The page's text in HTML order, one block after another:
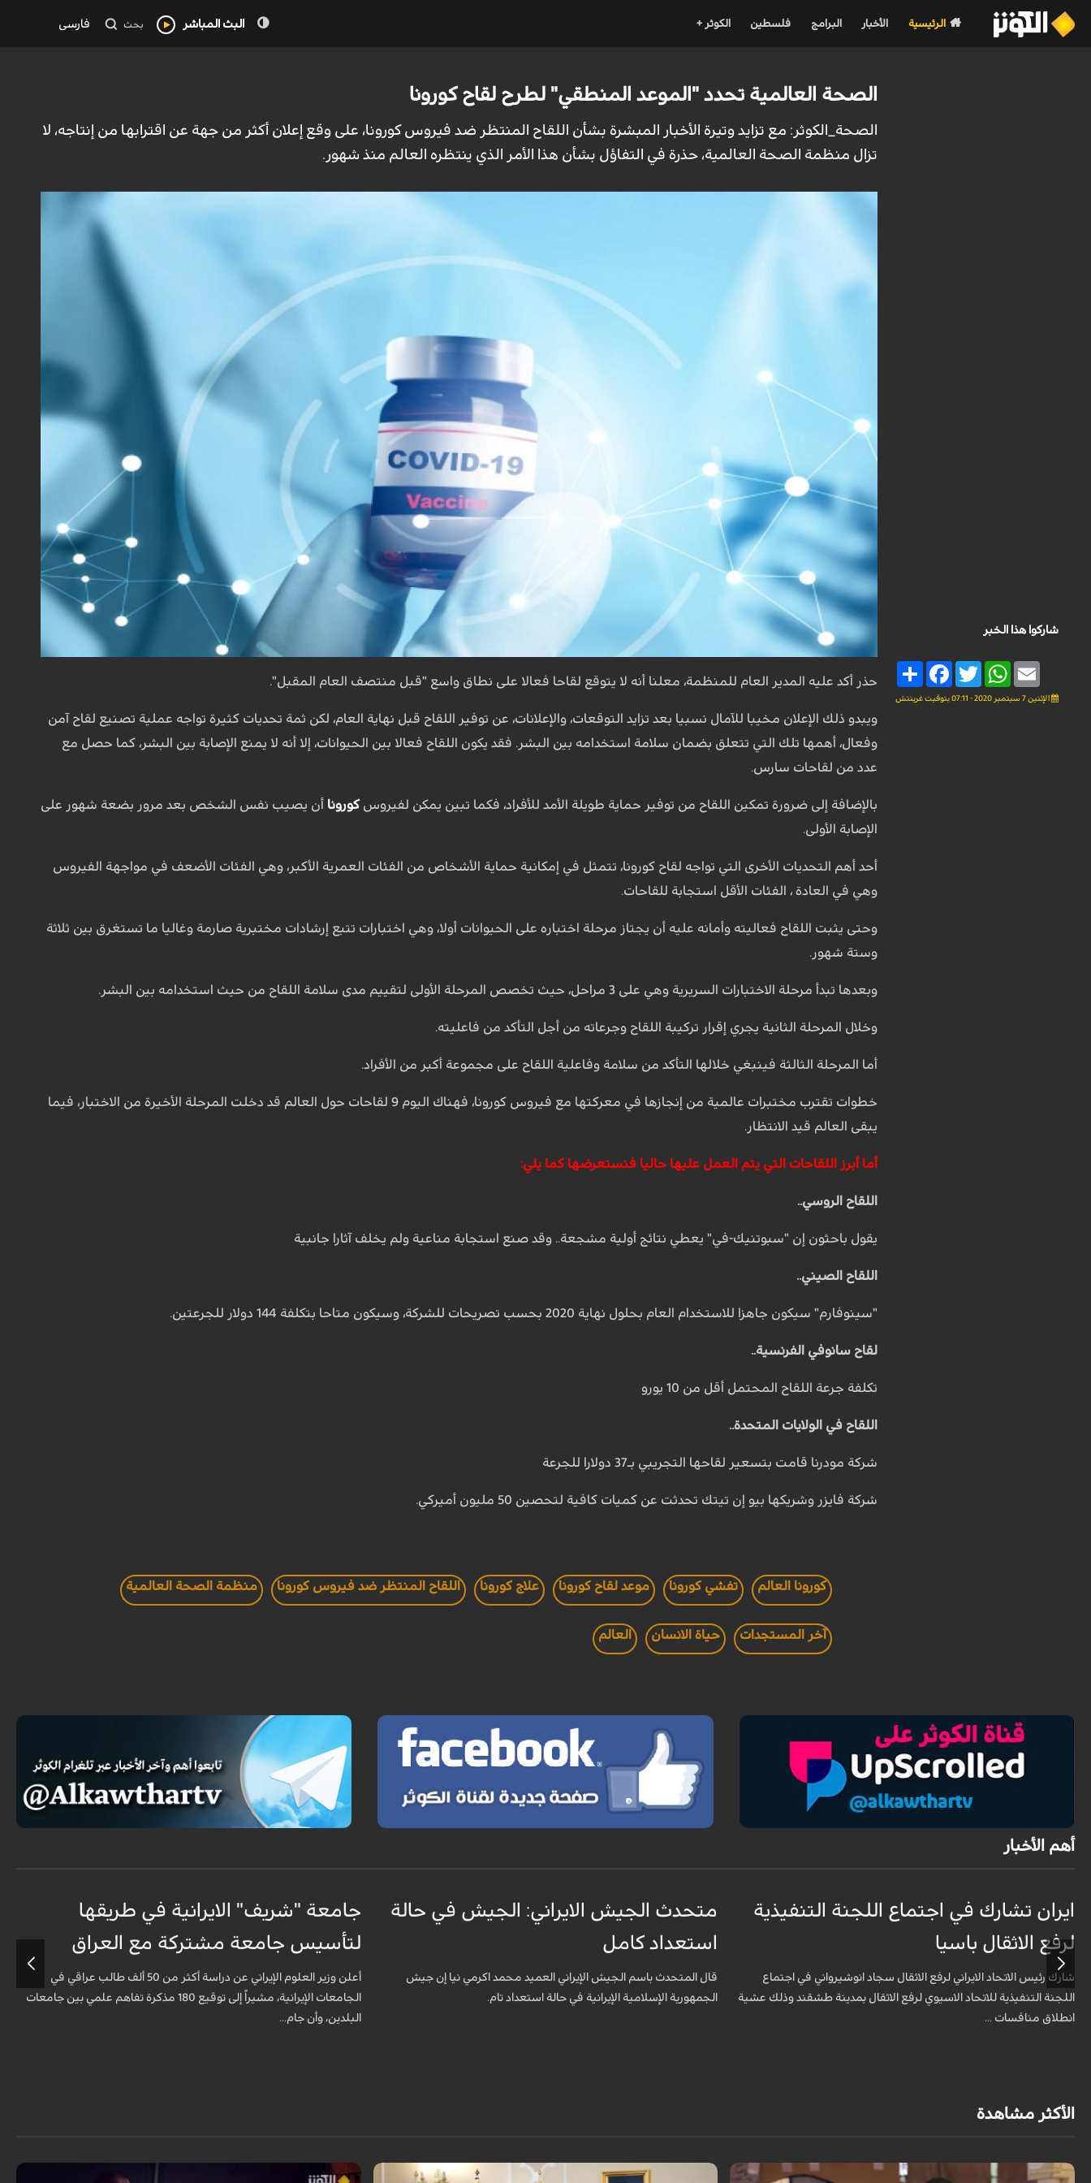
الرئيسية الأخبار البرامج فلسطين الكوثر + البث المباشر بحث فارسی
شاركوا هذا الخبر
Share
FacebookTwitter
WhatsAppEmail
الإثنين 7 سبتمبر 2020 - 07:11 بتوقيت غرينتش
الصحة العالمية تحدد "الموعد المنطقي" لطرح لقاح كورونا
الصحة_الكوثر: مع تزايد وتيرة الأخبار المبشرة بشأن اللقاح المنتظر ضد فيروس كورونا، على وقع إعلان أكثر من جهة عن اقترابها من إنتاجه، لا
تزال منظمة الصحة العالمية، حذرة في التفاؤل بشأن هذا الأمر الذي ينتظره العالم منذ شهور.
حذر أكد عليه المدير العام للمنظمة، معلنا أنه لا يتوقع لقاحا فعالا على نطاق واسع "قبل منتصف العام المقبل".
ويبدو ذلك الإعلان مخيبا للآمال نسبيا بعد تزايد التوقعات، والإعلانات، عن توفير اللقاح قبل نهاية العام، لكن ثمة تحديات كثيرة تواجه عملية تصنيع لقاح آمن
وفعال، أهمها تلك التي تتعلق بضمان سلامة استخدامه بين البشر. فقد يكون اللقاح فعالا بين الحيوانات، إلا أنه لا يمنع الإصابة بين البشر، كما حصل مع
عدد من لقاحات سارس.
بالإضافة إلى ضرورة تمكين اللقاح من توفير حماية طويلة الأمد للأفراد، فكما تبين يمكن لفيروس كورونا أن يصيب نفس الشخص بعد مرور بضعة شهور على
الإصابة الأولى.
أحد أهم التحديات الأخرى التي تواجه لقاح كورونا، تتمثل في إمكانية حماية الأشخاص من الفئات العمرية الأكبر، وهي الفئات الأضعف في مواجهة الفيروس
وهي في العادة ، الفئات الأقل استجابة للقاحات.
وحتى يثبت اللقاح فعاليته وأمانه عليه أن يجتاز مرحلة اختباره على الحيوانات أولا، وهي اختبارات تتبع إرشادات مختبرية صارمة وغاليا ما تستغرق بين ثلاثة
وستة شهور.
وبعدها تبدأ مرحلة الاختبارات السريرية وهي على 3 مراحل، حيث تخصص المرحلة الأولى لتقييم مدى سلامة اللقاح من حيث استخدامه بين البشر.
وخلال المرحلة الثانية يجري إقرار تركيبة اللقاح وجرعاته من أجل التأكد من فاعليته.
أما المرحلة الثالثة فينبغي خلالها التأكد من سلامة وفاعلية اللقاح على مجموعة أكبر من الأفراد.
خطوات تقترب مختبرات عالمية من إنجازها في معركتها مع فيروس كورونا، فهناك اليوم 9 لقاحات حول العالم قد دخلت المرحلة الأخيرة من الاختبار، فيما
يبقى العالم قيد الانتظار.
أما أبرز اللقاحات التي يتم العمل عليها حاليا فنستعرضها كما يلي:
اللقاح الروسي..
يقول باحثون إن "سبوتنيك-في" يعطي نتائج أولية مشجعة.. وقد صنع استجابة مناعية ولم يخلف آثارا جانبية
اللقاح الصيني..
"سينوفارم" سيكون جاهزا للاستخدام العام بحلول نهاية 2020 بحسب تصريحات للشركة، وسيكون متاحا بتكلفة 144 دولار للجرعتين.
لقاح سانوفي الفرنسية..
تكلفة جرعة اللقاح المحتمل أقل من 10 يورو
اللقاح في الولايات المتحدة..
شركة مودرنا قامت بتسعير لقاحها التجريبي بـ37 دولارا للجرعة
شركة فايزر وشريكها بيو إن تيتك تحدثت عن كميات كافية لتحصين 50 مليون أميركي.
كورونا العالم تفشي كورونا موعد لقاح كورونا علاج كورونا اللقاح المنتظر ضد فيروس كورونا منظمة الصحة العالمية
آخر المستجدات حياة الانسان العالم
أهم الأخبار
ايران تشارك في اجتماع اللجنة التنفيذية
لرفع الاثقال باسيا
شارك رئيس الاتحاد الايراني لرفع الاثقال سجاد انوشيرواني في اجتماع
اللجنة التنفيذية للاتحاد الاسيوي لرفع الاثقال بمدينة طشقند وذلك عشية
انطلاق منافسات ...
متحدث الجيش الايراني: الجيش في حالة
استعداد كامل
قال المتحدث باسم الجيش الإيراني العميد محمد اكرمي نيا إن جيش
الجمهورية الإسلامية الإيرانية في حالة استعداد تام.
جامعة "شريف" الايرانية في طريقها
لتأسيس جامعة مشتركة مع العراق
أعلن وزير العلوم الإيراني عن دراسة أكثر من 50 ألف طالب عراقي في
الجامعات الإيرانية، مشيراً إلى توقيع 180 مذكرة تفاهم علمي بين جامعات
البلدين، وأن جام...
الأكثر مشاهدة